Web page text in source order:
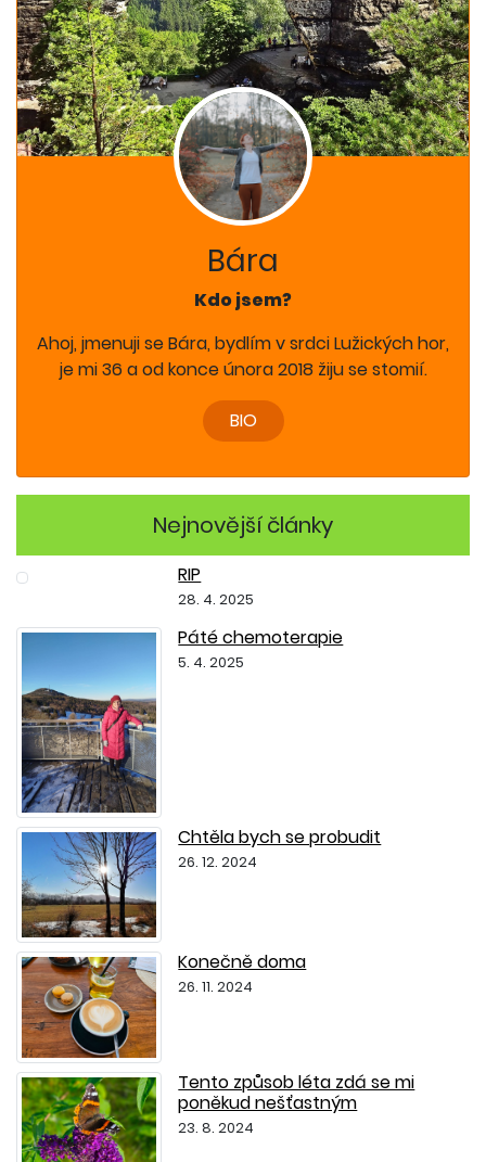
Bára
Kdo jsem?
Ahoj, jmenuji se Bára, bydlím v srdci Lužických hor,
je mi 36 a od konce února 2018 žiju se stomií.
BIO
Nejnovější články
RIP
28. 4. 2025
Páté chemoterapie
5. 4. 2025
Chtěla bych se probudit
26. 12. 2024
Konečně doma
26. 11. 2024
Tento způsob léta zdá se mi
poněkud nešťastným
23. 8. 2024